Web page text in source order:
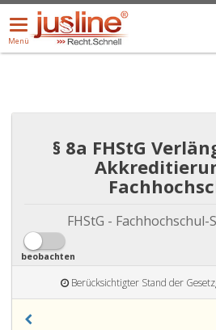
Menü
öffnen/schließen
Menü
ALLE DROPDOWN:
§ 8a FHStG
FHStG -
beobachten
Berücksichtigter Stand der